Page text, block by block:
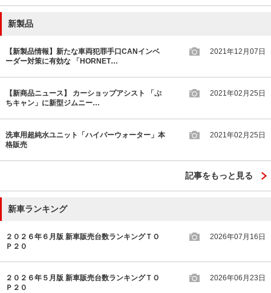
新製品
【新製品情報】新たな車両犯罪手口CANインベ
ーダー対策に有効な 「HORNET…
2021年12月07日
【新商品ニュース】 カーショップアシスト 「ぷ
ちキャン」に新型ジムニー…
2021年02月25日
洗車用超純水ユニット「ハイパーウォーター」本
格販売
2021年02月25日
記事をもっと見る
新車ランキング
２０２６年６月版 新車販売台数ランキングＴＯ
Ｐ２０
2026年07月16日
２０２６年５月版 新車販売台数ランキングＴＯ
Ｐ２０
2026年06月23日